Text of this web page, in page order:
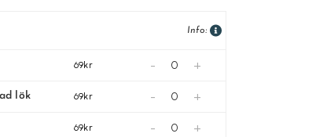
Info:
69kr - +
lök 69kr - +
69kr - +